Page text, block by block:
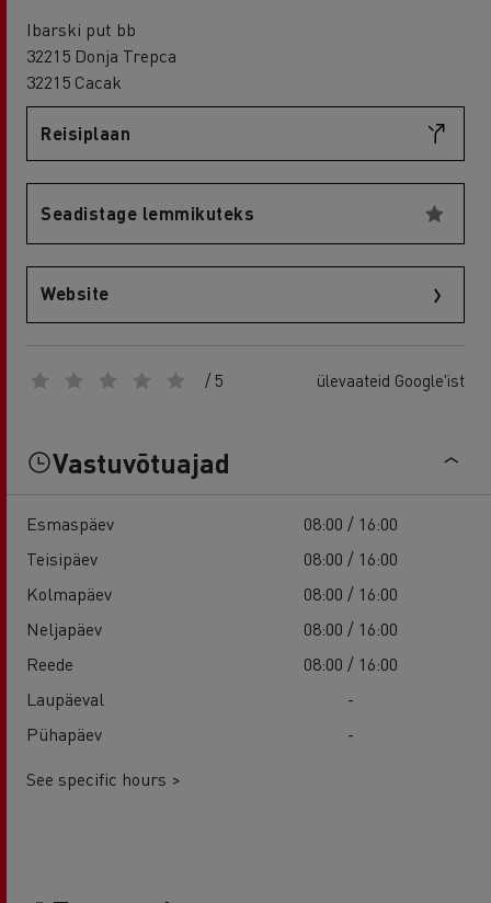
Ibarski put bb
32215 Donja Trepca
32215 Cacak
Reisiplaan
Seadistage lemmikuteks
Website
/ 5 ülevaateid Google'ist
Vastuvõtuajad
Esmaspäev
08:00 / 16:00
Teisipäev
08:00 / 16:00
Kolmapäev
08:00 / 16:00
Neljapäev
08:00 / 16:00
Reede
08:00 / 16:00
Laupäeval
-
Pühapäev
-
See specific hours >